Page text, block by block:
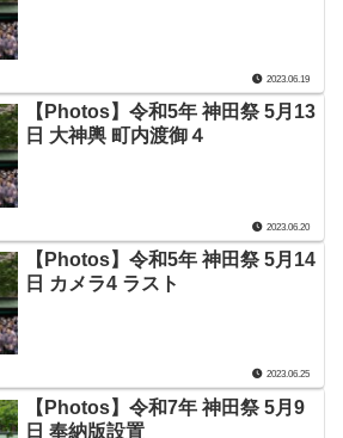
2023.06.19
【Photos】令和5年 神田祭 5月13
日 大神輿 町内渡御４
2023.06.20
【Photos】令和5年 神田祭 5月14
日 カメラ4 ラスト
2023.06.25
【Photos】令和7年 神田祭 5月9
日 奉納版設置